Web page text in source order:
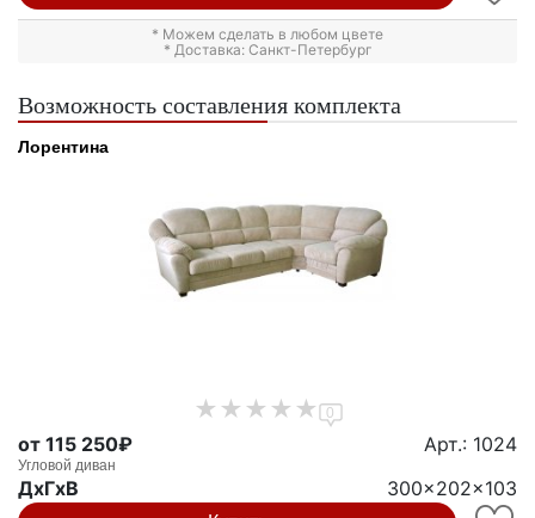
* Можем сделать в любом цвете
* Доставка: Санкт-Петербург
Возможность составления комплекта
Лорентина
0
от 115 250₽ Арт.: 1024
Угловой диван
ДxГxВ 300x202x103